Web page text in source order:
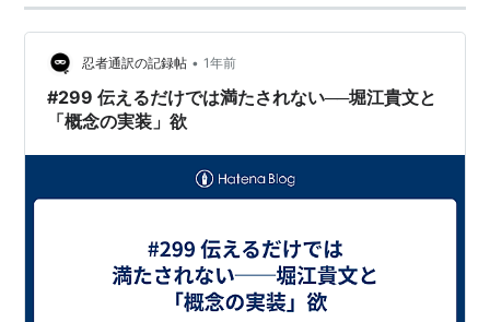
する人。開発者でありながら、PRの役割を担う人が多
また、自分が信奉する製品を、他人に勧めて広めようと
する人のこと。
る人を呼びあらわすIT用語であったが、今では一般的に
使用されつつある。
第1回『エバンジェリストに必要なもの、それは』
(1/3)：EnterpriseZine（エンタープライズジン）
忍者通訳の記録帖 • 1年前
#299 伝えるだけでは満たされない──堀江貴文と
「概念の実装」欲